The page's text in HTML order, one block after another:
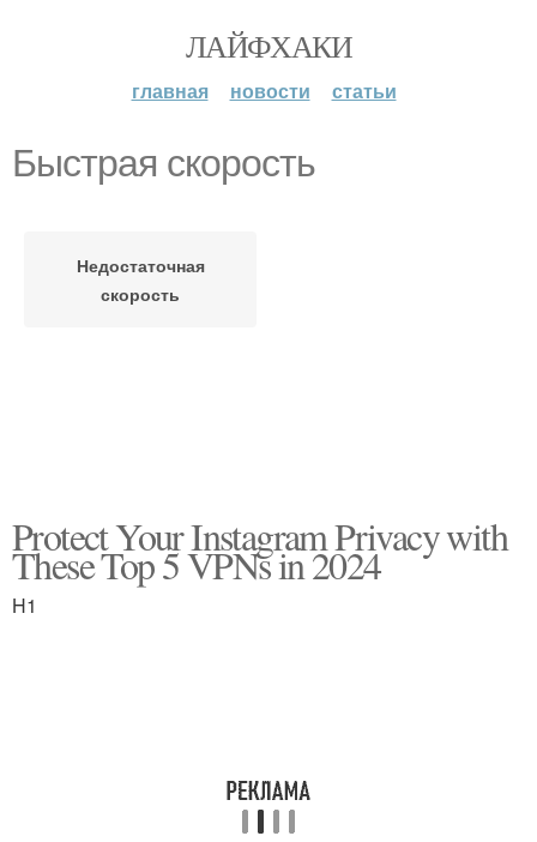
ЛАЙФХАКИ
главная новости статьи
Быстрая скорость
Недостаточная
скорость
Protect Your Instagram Privacy with
These Top 5 VPNs in 2024
H1